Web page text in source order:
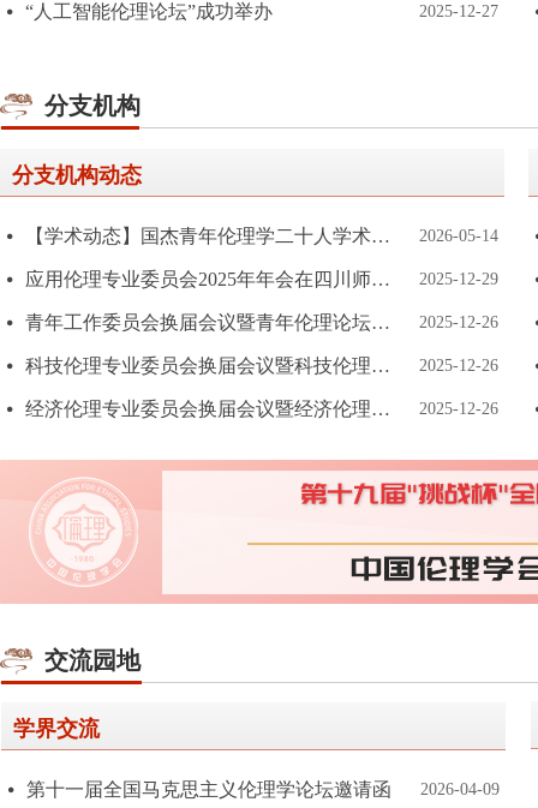
2025-12-27
넸 “人工智能伦理论坛”成功举办
2026-05-14
넸 【学术动态】国杰青年伦理学二十人学术研讨会
2025-12-29
넸 应用伦理专业委员会2025年年会在四川师范大学举办
2025-12-26
넸 青年工作委员会换届会议暨青年伦理论坛在南京举办
2025-12-26
넸 科技伦理专业委员会换届会议暨科技伦理论坛在南京召开
2025-12-26
넸 经济伦理专业委员会换届会议暨经济伦理论坛在南京举行
分支机构动态
分支机构
交流园地
2026-04-09
넸 第十一届全国马克思主义伦理学论坛邀请函
学界交流